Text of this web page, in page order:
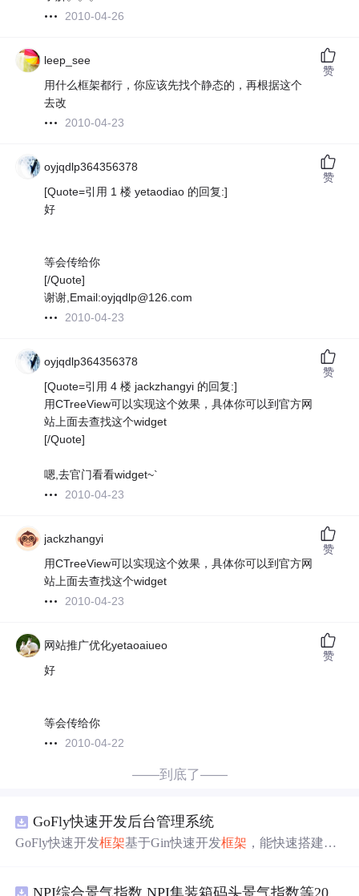
2010-04-26
leep_see
用什么框架都行，你应该先找个静态的，再根据这个
去改
2010-04-23
赞
oyjqdlp364356378
[Quote=引用 1 楼 yetaodiao 的回复:]
好
等会传给你
[/Quote]
谢谢,Email:oyjqdlp@126.com
2010-04-23
赞
oyjqdlp364356378
[Quote=引用 4 楼 jackzhangyi 的回复:]
用CTreeView可以实现这个效果，具体你可以到官方网
站上面去查找这个widget
[/Quote]
嗯,去官门看看widget~`
2010-04-23
赞
jackzhangyi
用CTreeView可以实现这个效果，具体你可以到官方网
站上面去查找这个widget
2010-04-23
赞
网站推广优化yetaoaiueo
好
等会传给你
2010-04-22
赞
——到底了——
GoFly快速开发后台管理系统
GoFly快速开发框架基于Gin快速开发框架 ，能快速搭建应